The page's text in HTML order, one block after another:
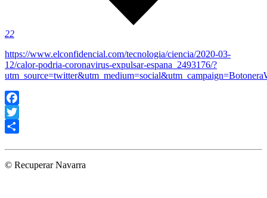
22
https://www.elconfidencial.com/tecnologia/ciencia/2020-03-
12/calor-podria-coronavirus-expulsar-espana_2493176/?
Facebook
Twitter
© Recuperar Navarra